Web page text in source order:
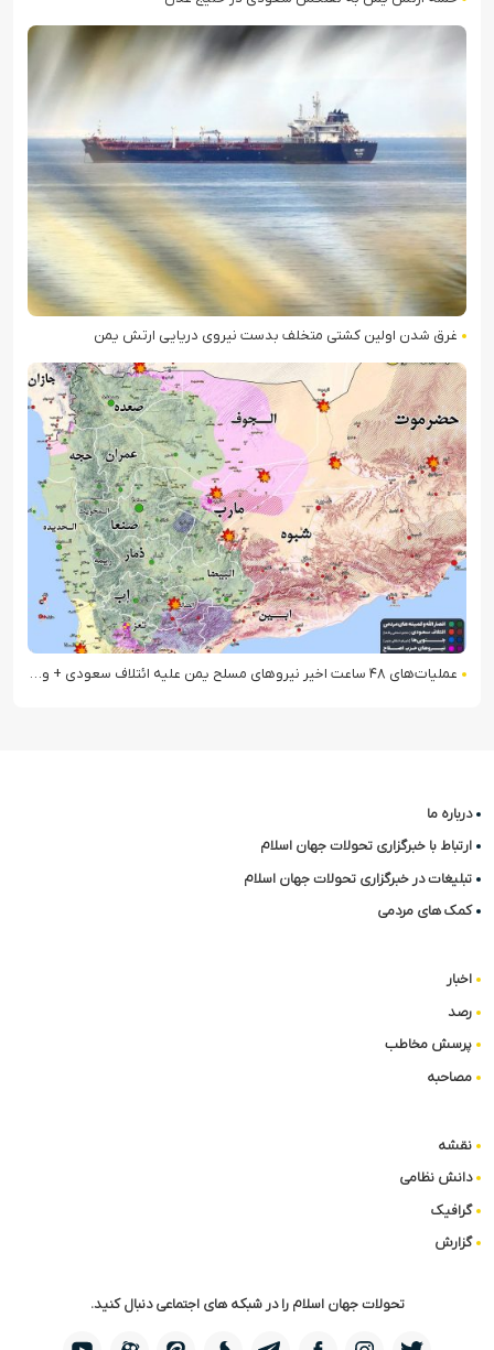
غرق شدن اولین کشتی متخلف بدست نیروی دریایی ارتش یمن
عملیات‌های ۴۸ ساعت اخیر نیروهای مسلح یمن علیه ائتلاف سعودی + ویدیو
درباره ما
ارتباط با خبرگزاری تحولات جهان اسلام
تبلیغات در خبرگزاری تحولات جهان اسلام
کمک های مردمی
اخبار
رصد
پرسش مخاطب
مصاحبه
نقشه
دانش نظامی
گرافیک
گزارش
تحولات جهان اسلام را در شبکه های اجتماعی دنبال کنید.